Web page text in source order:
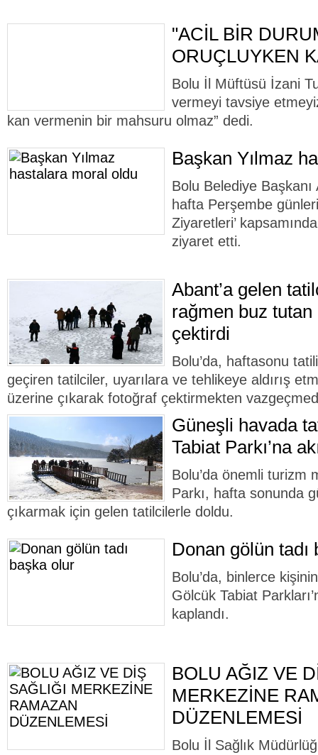
"ACİL BİR
ORUÇLUYKEN
Bolu İl Müftüsü İzani
vermeyi tavsiye
kan vermenin bir mahsuru olmaz” dedi.
Başkan Yılmaz
Bolu Belediye
hafta Perşembe
Ziyaretleri’
ziyaret etti.
Abant’a gelen
rağmen buz
çektirdi
Bolu’da, haftasonu
geçiren tatilciler, uyarılara ve tehlikeye aldırış
üzerine çıkarak fotoğraf çektirmekten
Güneşli havada
Tabiat Parkı’na
Bolu’da önemli turizm
Parkı, hafta sonunda
çıkarmak için gelen tatilcilerle doldu.
Donan gölün tadı
Bolu’da, binlerce
Gölcük Tabiat
kaplandı.
BOLU AĞIZ VE
MERKEZİNE
DÜZENLEMESİ
Bolu İl Sağlık